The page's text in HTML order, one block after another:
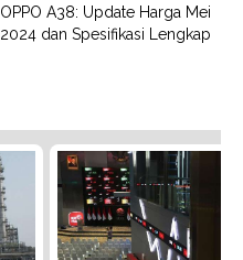
OPPO A38: Update Harga Mei
2024 dan Spesifikasi Lengkap